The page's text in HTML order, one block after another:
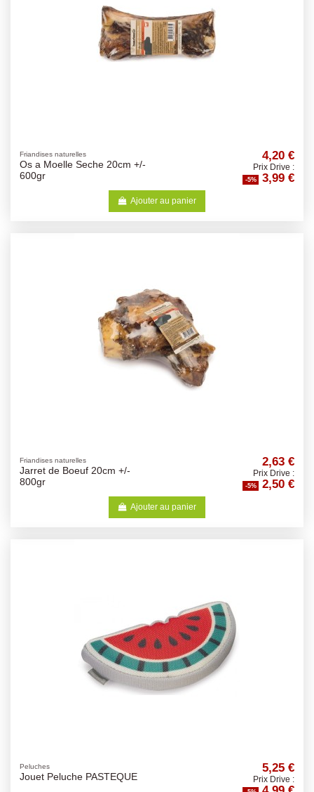
Friandises naturelles
Os a Moelle Seche 20cm +/-
600gr
4,20 €
Prix Drive :
-5% 3,99 €
Ajouter au panier
Friandises naturelles
Jarret de Boeuf 20cm +/-
800gr
2,63 €
Prix Drive :
-5% 2,50 €
Ajouter au panier
Peluches
Jouet Peluche PASTEQUE
5,25 €
Prix Drive :